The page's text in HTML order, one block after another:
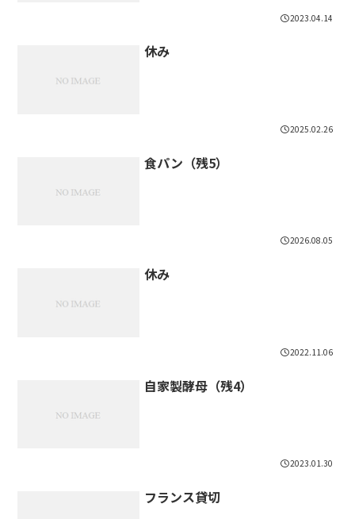
2023.04.14
休み
2025.02.26
食パン（残5）
2026.08.05
休み
2022.11.06
自家製酵母（残4）
2023.01.30
フランス貸切